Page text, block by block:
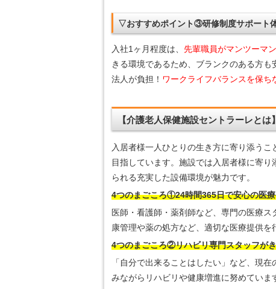
▽おすすめポイント③研修制度サポート
入社1ヶ月程度は、 先輩職員がマンツーマ
きる環境であるため、ブランクのある方
法人が負担！ ワークライフバランスを保ち
【介護老人保健施設セントラーレとは】
入居者様一人ひとりの生き方に寄り添う
目指しています。施設では入居者様に寄
られる充実した設備環境が魅力です。
4つのまごころ①24時間365日で安心の医
医師・看護師・薬剤師など、専門の医療
康管理や薬の処方など、適切な医療提供を
4つのまごころ②リハビリ専門スタッフが
「自分で出来ることはしたい」など、現
みながらリハビリや健康増進に努めていま